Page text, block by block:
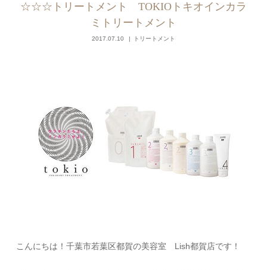
☆☆☆トリートメント TOKIOトキオインカラ
ミトリートメント
2017.07.10 トリートメント
こんにちは！千葉市若葉区都賀の美容室 Lish都賀店です！